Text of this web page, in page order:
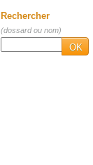
Rechercher
(dossard ou nom)
OK